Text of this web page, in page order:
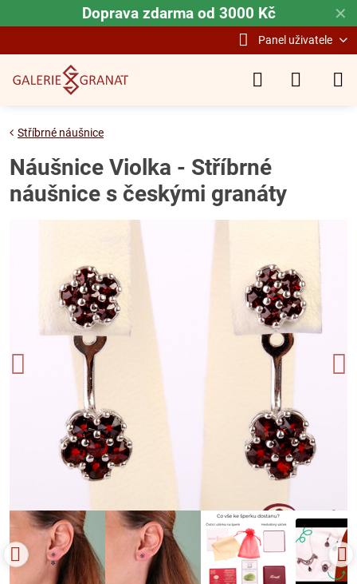
✕
Doprava zdarma od 3000 Kč
Panel uživatele
Stříbrné náušnice
Náušnice Violka - Stříbrné
náušnice s českými granáty